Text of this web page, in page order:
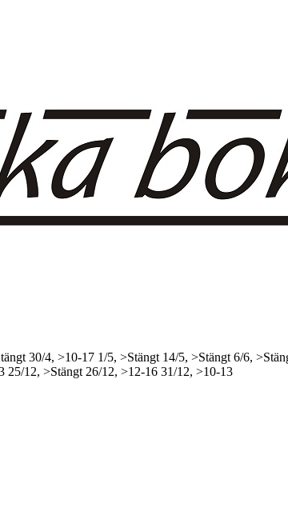
30/4, >10-17 1/5, >Stängt 14/5, >Stängt 6/6,
25/12, >Stängt 26/12, >12-16 31/12, >10-13